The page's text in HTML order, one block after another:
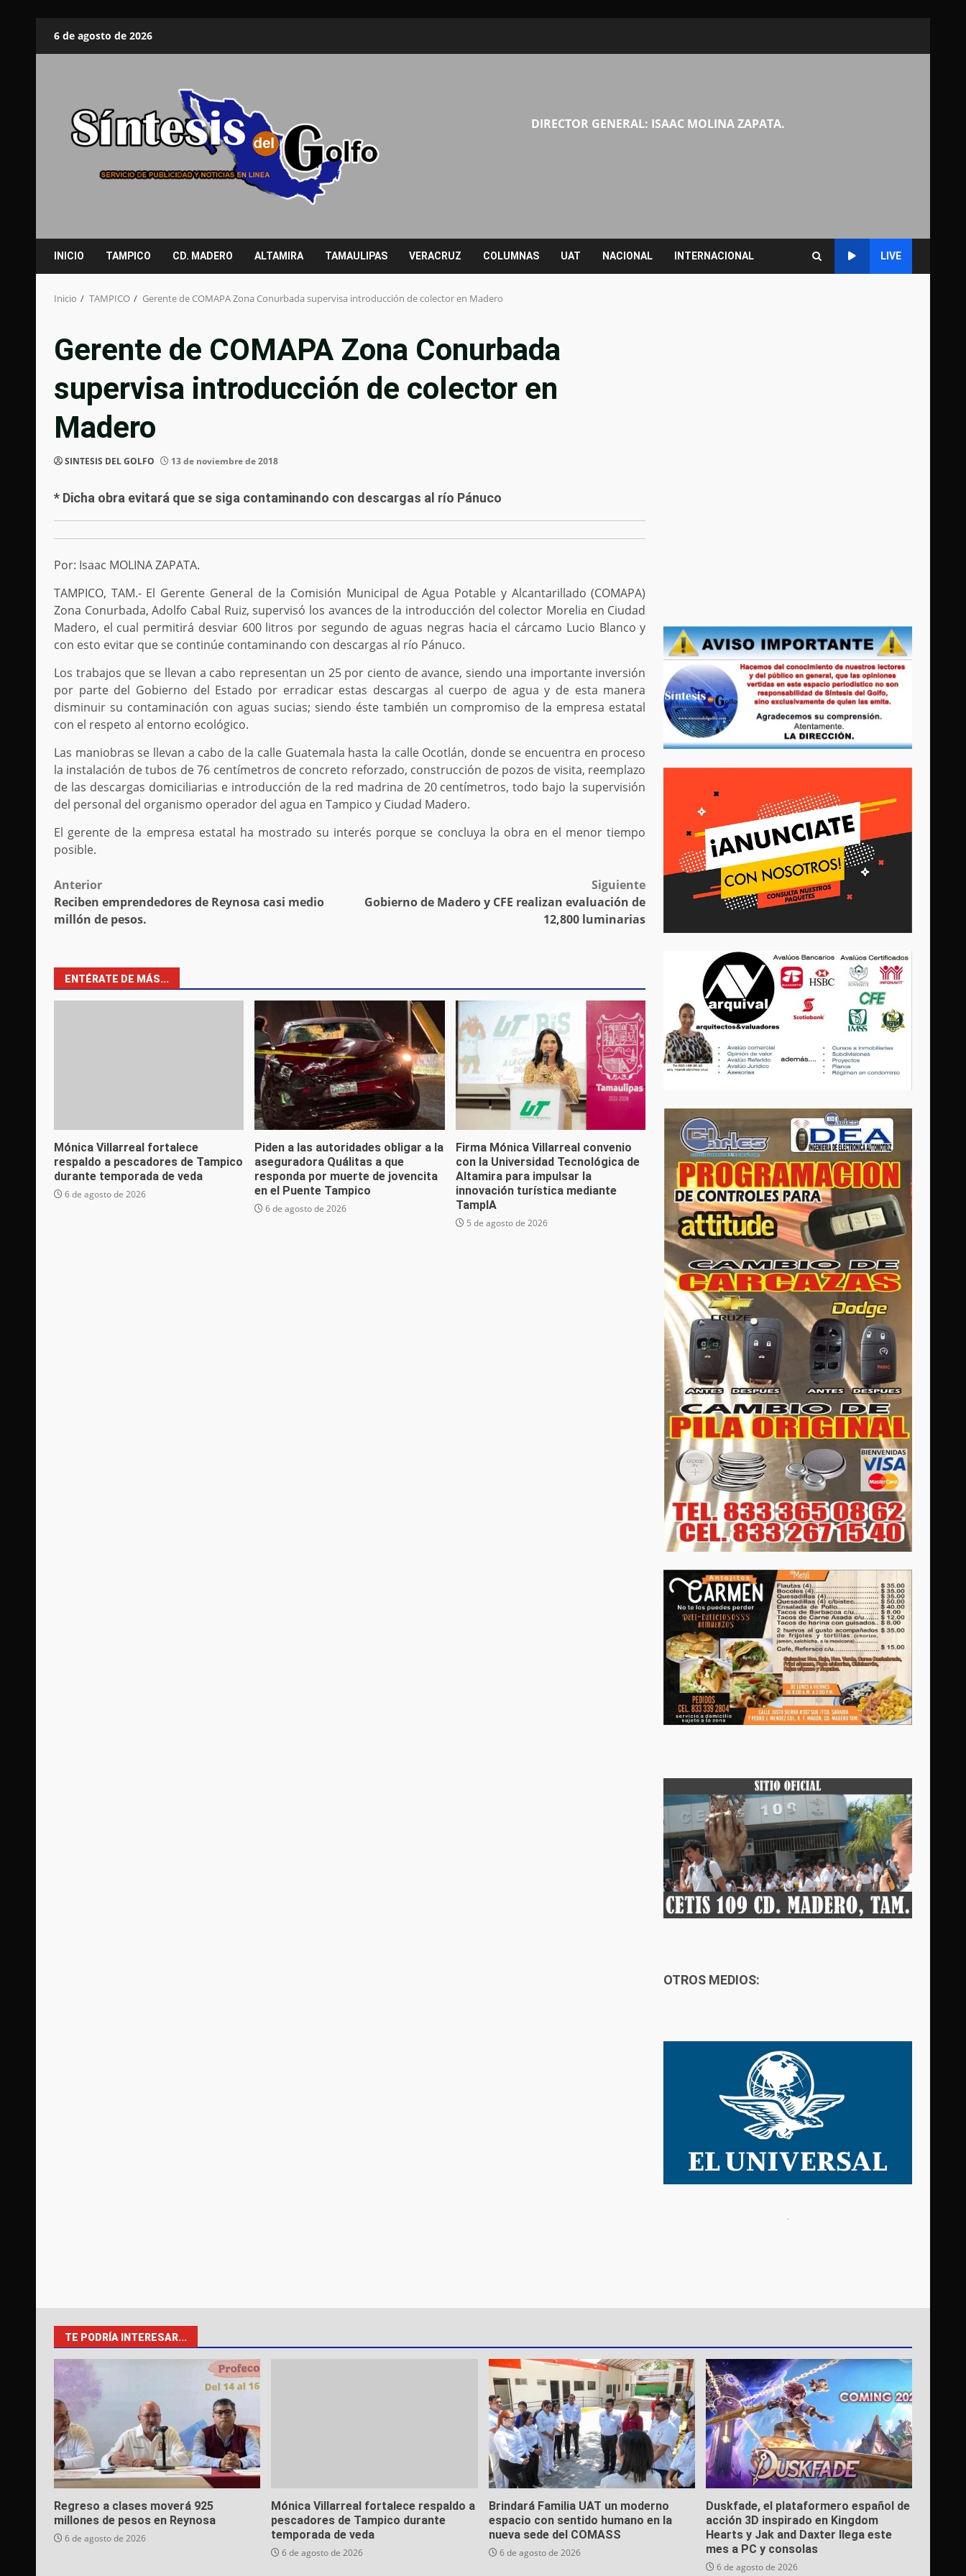
6 de agosto de 2026
DIRECTOR GENERAL: ISAAC MOLINA ZAPATA.
INICIO TAMPICO CD. MADERO ALTAMIRA TAMAULIPAS VERACRUZ COLUMNAS UAT NACIONAL INTERNACIONAL LIVE
Inicio TAMPICO Gerente de COMAPA Zona Conurbada supervisa introducción de colector en Madero
Gerente de COMAPA Zona Conurbada
supervisa introducción de colector en
Madero
SINTESIS DEL GOLFO 13 de noviembre de 2018
* Dicha obra evitará que se siga contaminando con descargas al río Pánuco
Por: Isaac MOLINA ZAPATA.
TAMPICO, TAM.- El Gerente General de la Comisión Municipal de Agua Potable y Alcantarillado (COMAPA)
Zona Conurbada, Adolfo Cabal Ruiz, supervisó los avances de la introducción del colector Morelia en Ciudad
Madero, el cual permitirá desviar 600 litros por segundo de aguas negras hacia el cárcamo Lucio Blanco y
con esto evitar que se continúe contaminando con descargas al río Pánuco.
Los trabajos que se llevan a cabo representan un 25 por ciento de avance, siendo una importante inversión
por parte del Gobierno del Estado por erradicar estas descargas al cuerpo de agua y de esta manera
disminuir su contaminación con aguas sucias; siendo éste también un compromiso de la empresa estatal
con el respeto al entorno ecológico.
Las maniobras se llevan a cabo de la calle Guatemala hasta la calle Ocotlán, donde se encuentra en proceso
la instalación de tubos de 76 centímetros de concreto reforzado, construcción de pozos de visita, reemplazo
de las descargas domiciliarias e introducción de la red madrina de 20 centímetros, todo bajo la supervisión
del personal del organismo operador del agua en Tampico y Ciudad Madero.
El gerente de la empresa estatal ha mostrado su interés porque se concluya la obra en el menor tiempo
posible.
Post
navigation
Anterior
Reciben emprendedores de Reynosa casi medio
millón de pesos.
Siguiente
Gobierno de Madero y CFE realizan evaluación de
12,800 luminarias
ENTÉRATE DE MÁS...
Mónica Villarreal fortalece
respaldo a pescadores de Tampico
durante temporada de veda
6 de agosto de 2026
Piden a las autoridades obligar a la
aseguradora Quálitas a que
responda por muerte de jovencita
en el Puente Tampico
6 de agosto de 2026
Firma Mónica Villarreal convenio
con la Universidad Tecnológica de
Altamira para impulsar la
innovación turística mediante
TampIA
5 de agosto de 2026
OTROS MEDIOS:
TE PODRÍA INTERESAR...
Regreso a clases moverá 925
millones de pesos en Reynosa
6 de agosto de 2026
Mónica Villarreal fortalece respaldo a
pescadores de Tampico durante
temporada de veda
6 de agosto de 2026
Brindará Familia UAT un moderno
espacio con sentido humano en la
nueva sede del COMASS
6 de agosto de 2026
Duskfade, el plataformero español de
acción 3D inspirado en Kingdom
Hearts y Jak and Daxter llega este
mes a PC y consolas
6 de agosto de 2026